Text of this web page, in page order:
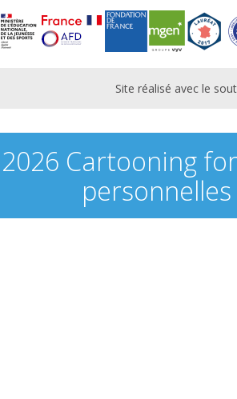
Site réalisé avec le
Cartooning
personnelles